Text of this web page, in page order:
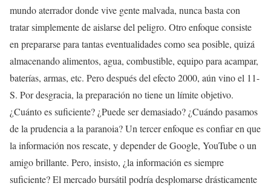
mundo aterrador donde vive gente malvada, nunca basta con
tratar simplemente de aislarse del peligro. Otro enfoque consiste
en prepararse para tantas eventualidades como sea posible, quizá
almacenando alimentos, agua, combustible, equipo para acampar,
baterías, armas, etc. Pero después del efecto 2000, aún vino el 11-
S. Por desgracia, la preparación no tiene un límite objetivo.
¿Cuánto es suficiente? ¿Puede ser demasiado? ¿Cuándo pasamos
de la prudencia a la paranoia? Un tercer enfoque es confiar en que
la información nos rescate, y depender de Google, YouTube o un
amigo brillante. Pero, insisto, ¿la información es siempre
suficiente? El mercado bursátil podría desplomarse drásticamente